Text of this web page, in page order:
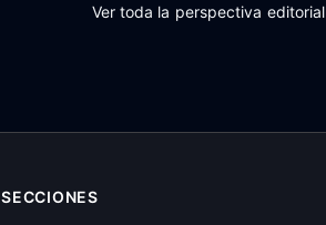
Ver toda la perspectiva editorial
SECCIONES